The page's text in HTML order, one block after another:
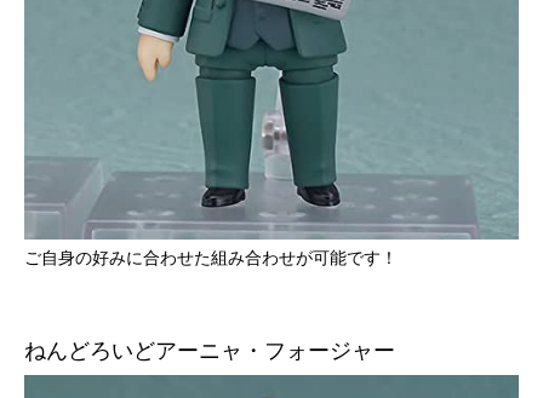
ご自身の好みに合わせた組み合わせが可能です！
ねんどろいどアーニャ・フォージャー